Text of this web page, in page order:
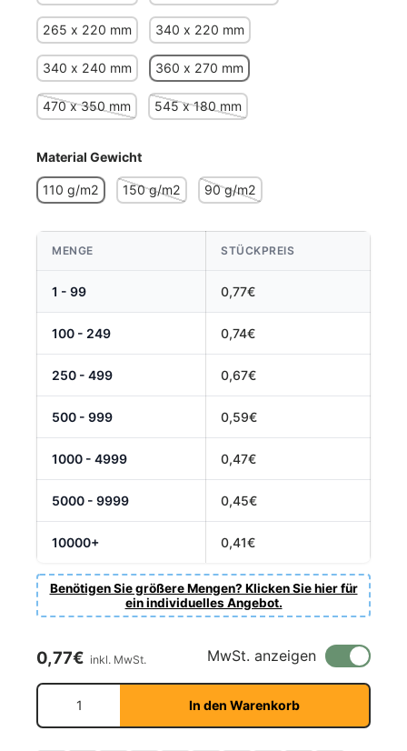
265 x 220 mm 340 x 220 mm
340 x 240 mm 360 x 270 mm
470 x 350 mm 545 x 180 mm
Material Gewicht
110 g/m2 150 g/m2 90 g/m2
MENGE STÜCKPREIS
1 - 99 0,77€
100 - 249 0,74€
250 - 499 0,67€
500 - 999 0,59€
1000 - 4999 0,47€
5000 - 9999 0,45€
10000+ 0,41€
Benötigen Sie größere Mengen? Klicken Sie hier für
ein individuelles Angebot.
Normaler Preis
0,77€ inkl. MwSt. MwSt. anzeigen
Anzahl
In den Warenkorb